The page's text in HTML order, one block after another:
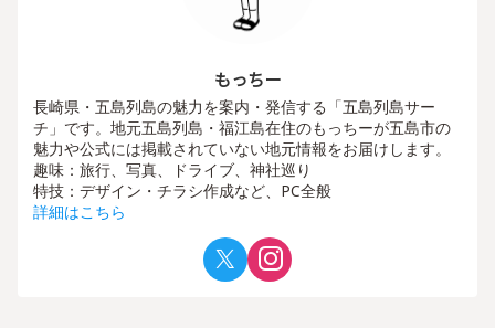
もっちー
長崎県・五島列島の魅力を案内・発信する「五島列島サー
チ」です。地元五島列島・福江島在住のもっちーが五島市の
魅力や公式には掲載されていない地元情報をお届けします。
趣味：旅行、写真、ドライブ、神社巡り
特技：デザイン・チラシ作成など、PC全般
詳細はこちら